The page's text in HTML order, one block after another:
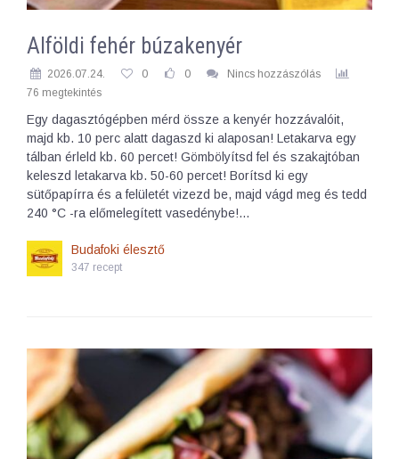
Alföldi fehér búzakenyér
2026.07.24. 0 0
Nincs hozzászólás
76 megtekintés
Egy dagasztógépben mérd össze a kenyér hozzávalóit,
majd kb. 10 perc alatt dagaszd ki alaposan! Letakarva egy
tálban érleld kb. 60 percet! Gömbölyítsd fel és szakajtóban
keleszd letakarva kb. 50-60 percet! Borítsd ki egy
sütőpapírra és a felületét vizezd be, majd vágd meg és tedd
240 °C -ra előmelegített vasedénybe!…
Budafoki élesztő
347 recept